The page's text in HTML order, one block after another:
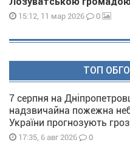
15:12, 11 мар 2026 0
ТОП
7 серпня на
надзвичайна пожежна
України прогнозують
17:35, 6 авг 2026 0